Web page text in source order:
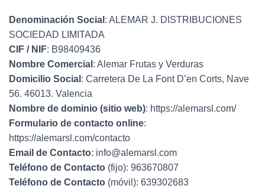
Denominación Social : ALEMAR J. DISTRIBUCIONES
SOCIEDAD LIMITADA
CIF / NIF: B98409436
Nombre Comercial : Alemar Frutas y Verduras
Domicilio Social : Carretera De La Font D’en Corts, Nave
56. 46013. Valencia
Nombre de dominio (sitio web): https://alemarsl.com/
Formulario de contacto online:
https://alemarsl.com/contacto
Email de Contacto: info@alemarsl.com
Teléfono de Contacto (fijo): 963670807
Teléfono de Contacto (móvil): 639302683